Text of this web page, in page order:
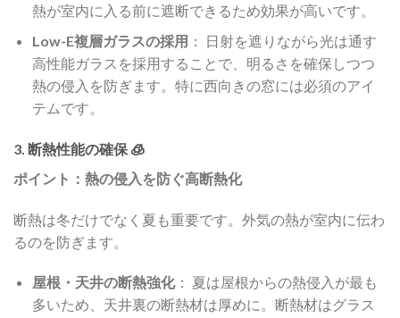
熱が室内に入る前に遮断できるため効果が高いです。
Low-E複層ガラスの採用 ： 日射を遮りながら光は通す
高性能ガラスを採用することで、明るさを確保しつつ
熱の侵入を防ぎます。特に西向きの窓には必須のアイ
テムです。
3. 断熱性能の確保 🧊
ポイント：熱の侵入を防ぐ高断熱化
断熱は冬だけでなく夏も重要です。外気の熱が室内に伝わ
るのを防ぎます。
屋根・天井の断熱強化： 夏は屋根からの熱侵入が最も
多いため、天井裏の断熱材は厚めに。断熱材はグラス